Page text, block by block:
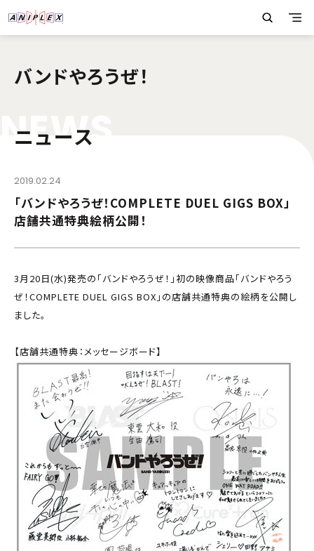
バンドやろうぜ！
NEWS
ニュース
2019.02.24
「バンドやろうぜ！COMPLETE DUEL GIGS BOX」
店舗共通特典絵柄公開！
3月20日(水)発売の「バンドやろうぜ！」初の映像商品「バンドやろう
ぜ！COMPLETE DUEL GIGS BOX」の店舗共通特典の絵柄を公開し
ました。
【店舗共通特典：メッセージボード】